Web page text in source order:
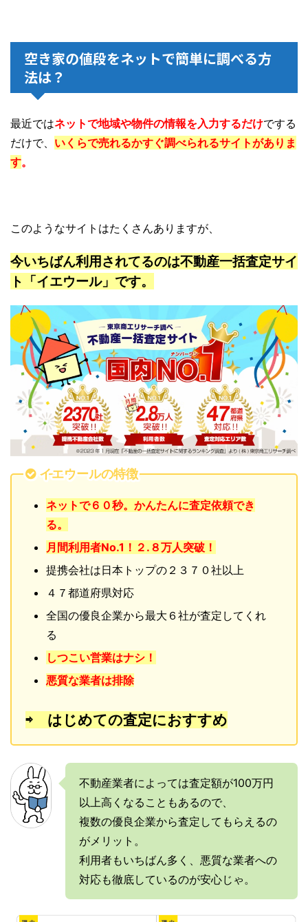
空き家の値段をネットで簡単に調べる方
法は？
最近ではネットで地域や物件の情報を入力するだけでする
だけで、 いくらで売れるかすぐ調べられるサイトがありま
す。
このようなサイトはたくさんありますが、
今いちばん利用されてるのは不動産一括査定サイ
ト「イエウール」です。
イエウールの特徴
ネットで６０秒。かんたんに査定依頼でき
る。
月間利用者No.1！２.８万人突破！
提携会社は日本トップの２３７０社以上
４７都道府県対応
全国の優良企業から最大６社が査定してくれ
る
しつこい営業はナシ！
悪質な業者は排除
⇨ はじめての査定におすすめ
不動産業者によっては査定額が100万円
以上高くなることもあるので、
複数の優良企業から査定してもらえるの
がメリット。
利用者もいちばん多く、悪質な業者への
対応も徹底しているのが安心じゃ。